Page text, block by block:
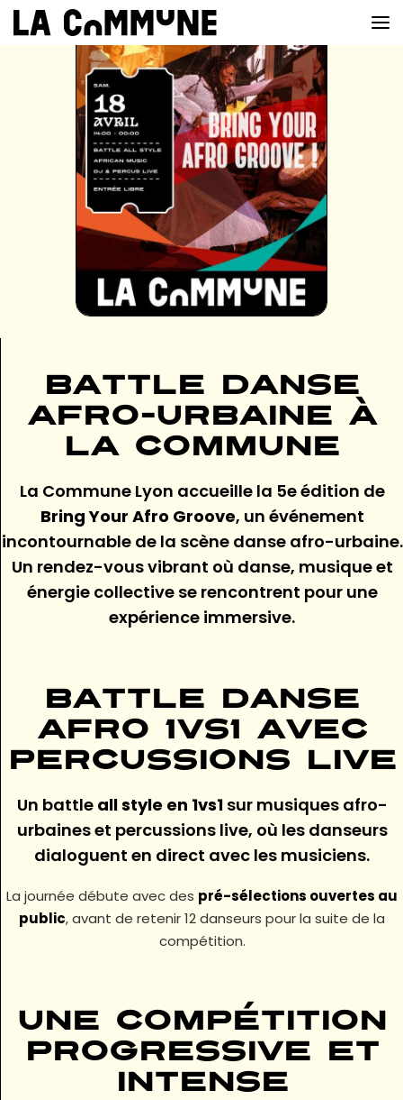
VOIR LA CARTE
CHEFS
PROG’
BAR
PRIVATISER
RESERVER
Battle danse
afro-urbaine à
La Commune
La Commune Lyon accueille la 5e édition de
Bring Your Afro Groove, un événement
incontournable de la scène danse afro-urbaine.
Un rendez-vous vibrant où danse, musique et
énergie collective se rencontrent pour une
expérience immersive.
Battle danse
afro 1vs1 avec
percussions live
Un battle all style en 1vs1sur musiques afro-
urbaines et percussions live, où les danseurs
dialoguent en direct avec les musiciens.
La journée débute avec des pré-sélections ouvertes au
public, avant de retenir 12 danseurs pour la suite de la
compétition.
Une compétition
progressive et
intense